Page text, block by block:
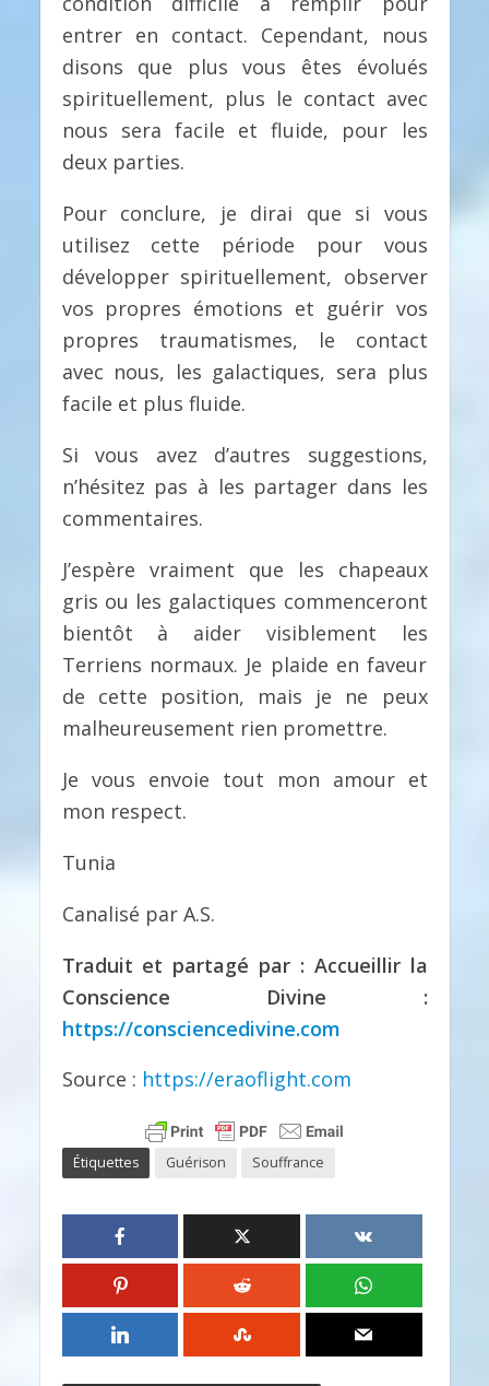
entrer en contact. Cependant, nous
disons que plus vous êtes évolués
spirituellement, plus le contact avec
nous sera facile et fluide, pour les
deux parties.
Pour conclure, je dirai que si vous
utilisez cette période pour vous
développer spirituellement, observer
vos propres émotions et guérir vos
propres traumatismes, le contact
avec nous, les galactiques, sera plus
facile et plus fluide.
Si vous avez d’autres suggestions,
n’hésitez pas à les partager dans les
commentaires.
J’espère vraiment que les chapeaux
gris ou les galactiques commenceront
bientôt à aider visiblement les
Terriens normaux. Je plaide en faveur
de cette position, mais je ne peux
malheureusement rien promettre.
Je vous envoie tout mon amour et
mon respect.
Tunia
Canalisé par A.S.
Traduit et partagé par : Accueillir la
Conscience Divine :
https://consciencedivine.com
Source : https://eraoflight.com
Étiquettes Guérison Souffrance